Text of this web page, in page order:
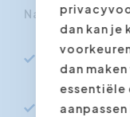
Na deze
Ken je de
Beheers je
dan kan je
dan
essentiële